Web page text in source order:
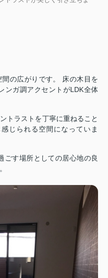
の広がりです。 床の木目を
ンガ調アクセントがLDK全体
トラストを丁寧に重ねること
じられる空間になっていま
ごす場所としての居心地の良